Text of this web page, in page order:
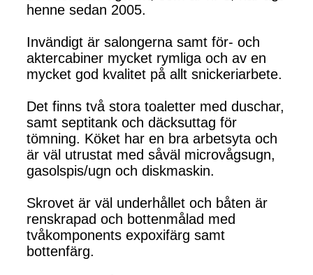
henne sedan 2005.
Invändigt är salongerna samt för- och
aktercabiner mycket rymliga och av en
mycket god kvalitet på allt snickeriarbete.
Det finns två stora toaletter med duschar,
samt septitank och däcksuttag för
tömning. Köket har en bra arbetsyta och
är väl utrustat med såväl microvågsugn,
gasolspis/ugn och diskmaskin.
Skrovet är väl underhållet och båten är
renskrapad och bottenmålad med
tvåkomponents expoxifärg samt
bottenfärg.